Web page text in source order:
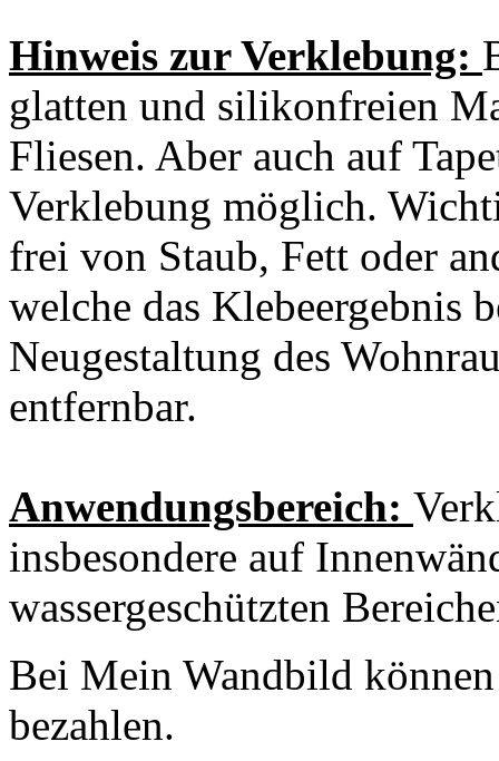
Hinweis zur Verklebung:
glatten und silikonfreien
Fliesen. Aber auch auf
Verklebung möglich.
frei von Staub, Fett oder
welche das Klebeergebnis
Neugestaltung des
entfernbar.
Anwendungsbereich:
insbesondere auf
wassergeschützten
Bei Mein Wandbild
bezahlen.